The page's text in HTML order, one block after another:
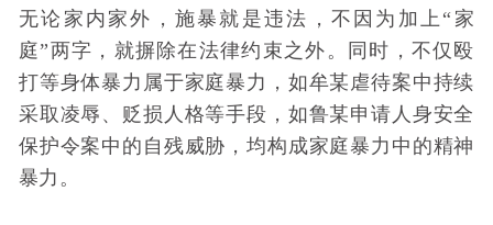
无论家内家外，施暴就是违法，不因为加上“家
庭”两字，就摒除在法律约束之外。同时，不仅殴
打等身体暴力属于家庭暴力，如牟某虐待案中持续
采取凌辱、贬损人格等手段，如鲁某申请人身安全
保护令案中的自残威胁，均构成家庭暴力中的精神
暴力。